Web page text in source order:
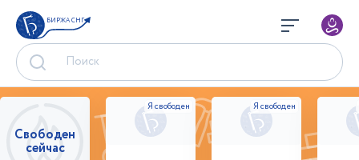
БИРЖА СНГ
Свободен
сейчас